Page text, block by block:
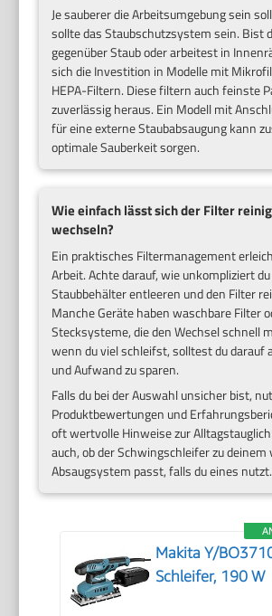
Je sauberer die Arbeitsumgebung sein
sollte das Staubschutzsystem sein. Bist
gegenüber Staub oder arbeitest in
sich die Investition in Modelle mit
HEPA-Filtern. Diese filtern auch feinste
zuverlässig heraus. Ein Modell mit
für eine externe Staubabsaugung kann
optimale Sauberkeit sorgen.
Wie einfach lässt sich der Filter
wechseln?
Ein praktisches Filtermanagement
Arbeit. Achte darauf, wie unkompliziert
Staubbehälter entleeren und den Filter
Manche Geräte haben waschbare Filter
Stecksysteme, die den Wechsel schnell
wenn du viel schleifst, solltest du darauf
und Aufwand zu sparen.
Falls du bei der Auswahl unsicher bist,
Produktbewertungen und
oft wertvolle Hinweise zur
auch, ob der Schwingschleifer zu
Absaugsystem passt, falls du eines nutzt.
Makita Y/
Schleifer, 190 W